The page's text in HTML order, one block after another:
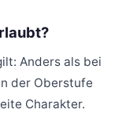
Anders als bei
der Oberstufe
Charakter.